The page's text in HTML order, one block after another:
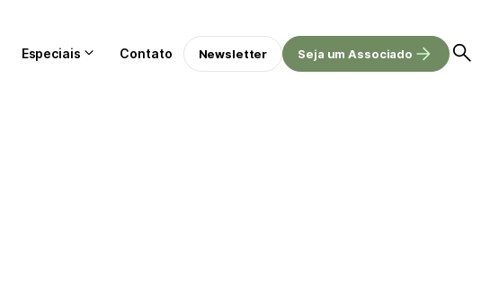
Especiais Contato Newsletter Seja um Associado